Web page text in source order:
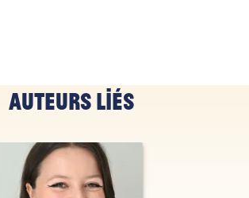
Auteurs liés